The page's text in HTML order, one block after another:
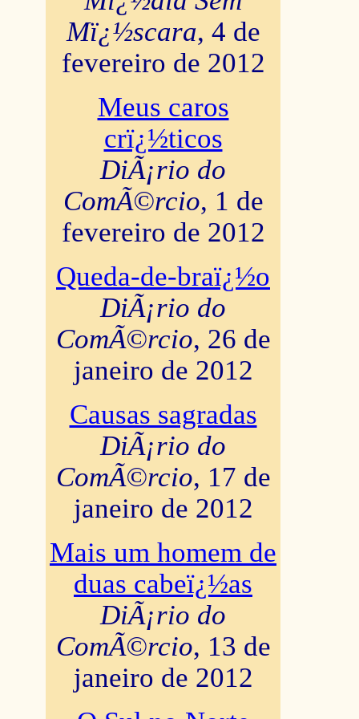
Mï¿½scara, 4 de
fevereiro de 2012
Meus caros
crï¿½ticos
DiÃ¡rio do
ComÃ©rcio, 1 de
fevereiro de 2012
Queda-de-braï¿½o
DiÃ¡rio do
ComÃ©rcio, 26 de
janeiro de 2012
Causas sagradas
DiÃ¡rio do
ComÃ©rcio, 17 de
janeiro de 2012
Mais um homem de
duas cabeï¿½as
DiÃ¡rio do
ComÃ©rcio, 13 de
janeiro de 2012